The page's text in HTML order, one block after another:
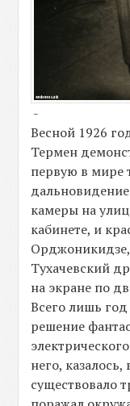
-
Весной 1926
Термен
первую в мире
камеры на
кабинете, и
Тухачевский
на экране по
Всего лишь
решение
него,
существовало